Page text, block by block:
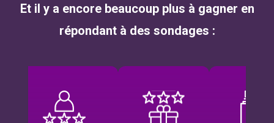
Et il y a encore beaucoup plus à gagner en
répondant à des sondages :